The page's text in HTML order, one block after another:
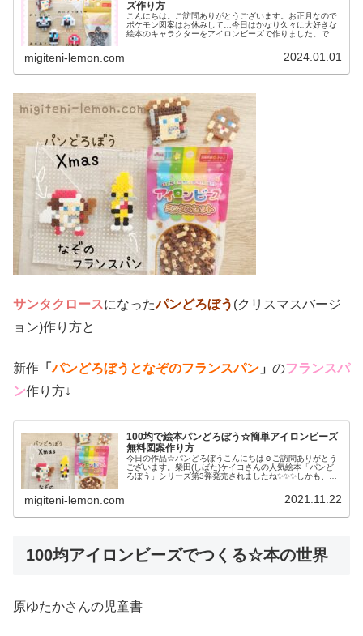
ズ作り方
こんにちは。ご訪問ありがとうございます。お正月なので
ポケモン図案はお休みして…今日はかなり久々に大好きな
絵本のキャラクターをアイロンビーズで作りました。で
migiteni-lemon.com 2024.01.01
サンタクロースになったパンどろぼう (クリスマスバージ
ョン)作り方と
新作 「パンどろぼうとなぞのフランスパン 」 のフランスパ
ン作り方↓
100均で絵本パンどろぼう☆簡単アイロンビーズ
無料図案作り方
今日の作品☆パンどろぼうこんにちは☺ご訪問ありがとう
ございます。柴田(しばた)ケイコさんの人気絵本「パンど
ろぼう」シリーズ第3弾発売されましたね✨✨✨しかも、１
migiteni-lemon.com 2021.11.22
100均アイロンビーズでつくる☆本の世界
原ゆたかさんの児童書